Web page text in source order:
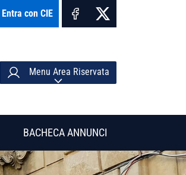
Entra con CIE
Menu Area Riservata
BACHECA ANNUNCI